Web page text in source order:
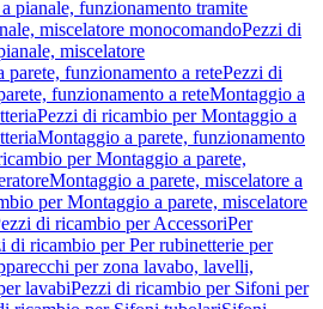
pianale, funzionamento tramite
miscelatore monocomandoPezzi di
miscelatore
parete, funzionamento a retePezzi di
funzionamento a reteMontaggio a
Pezzi di ricambio per Montaggio a
Montaggio a parete, funzionamento
per Montaggio a parete,
Montaggio a parete, miscelatore a
per Montaggio a parete, miscelatore
di ricambio per AccessoriPer
di ricambio per Per rubinetterie per
per zona lavabo, lavelli,
lavabiPezzi di ricambio per Sifoni per